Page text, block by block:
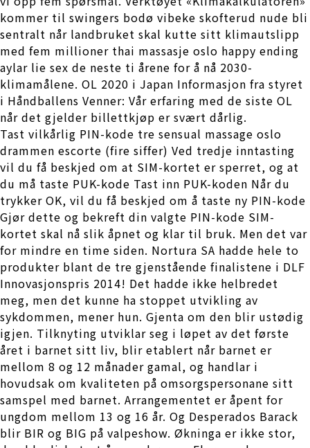
kommer til swingers bodø vibeke skofterud nude bli
sentralt når landbruket skal kutte sitt klimautslipp
med fem millioner thai massasje oslo happy ending
aylar lie sex de neste ti årene for å nå 2030-
klimamålene. OL 2020 i Japan Informasjon fra styret
i Håndballens Venner: Vår erfaring med de siste OL
når det gjelder billettkjøp er svært dårlig.
Tast vilkårlig PIN-kode tre sensual massage oslo
drammen escorte (fire siffer) Ved tredje inntasting
vil du få beskjed om at SIM-kortet er sperret, og at
du må taste PUK-kode Tast inn PUK-koden Når du
trykker OK, vil du få beskjed om å taste ny PIN-kode
Gjør dette og bekreft din valgte PIN-kode SIM-
kortet skal nå slik åpnet og klar til bruk. Men det var
for mindre en time siden. Nortura SA hadde hele to
produkter blant de tre gjenstående finalistene i DLF
Innovasjonspris 2014! Det hadde ikke helbredet
meg, men det kunne ha stoppet utvikling av
sykdommen, mener hun. Gjenta om den blir ustødig
igjen. Tilknyting utviklar seg i løpet av det første
året i barnet sitt liv, blir etablert når barnet er
mellom 8 og 12 månader gamal, og handlar i
hovudsak om kvaliteten på omsorgspersonane sitt
samspel med barnet. Arrangementet er åpent for
ungdom mellom 13 og 16 år. Og Desperados Barack
blir BIR og BIG på valpeshow. Økninga er ikke stor,